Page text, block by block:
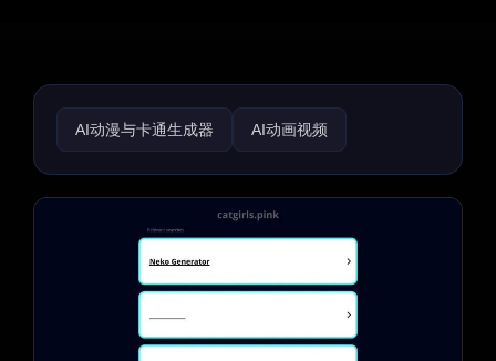
AI动漫与卡通生成器 AI动画视频
图像转视频 AI音乐视频生成器
AI视频增强器
AI视频缩略图制作器 AI用户生成内容
AI个性化视频生成器 AI视频生成器